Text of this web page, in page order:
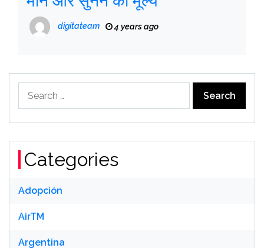
digitateam 4 years ago
for:
Categories
Adopción
AirTM
Argentina